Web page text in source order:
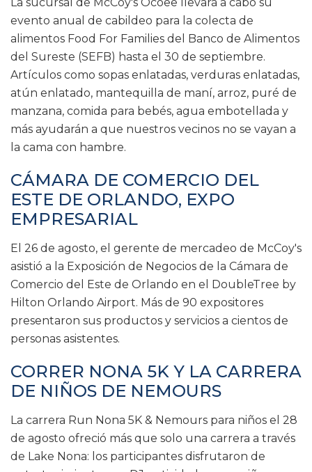
evento anual de cabildeo para la colecta de
alimentos Food For Families del Banco de Alimentos
del Sureste (SEFB) hasta el 30 de septiembre.
Artículos como sopas enlatadas, verduras enlatadas,
atún enlatado, mantequilla de maní, arroz, puré de
manzana, comida para bebés, agua embotellada y
más ayudarán a que nuestros vecinos no se vayan a
la cama con hambre.
CÁMARA DE COMERCIO DEL
ESTE DE ORLANDO, EXPO
EMPRESARIAL
El 26 de agosto, el gerente de mercadeo de McCoy's
asistió a la Exposición de Negocios de la Cámara de
Comercio del Este de Orlando en el DoubleTree by
Hilton Orlando Airport. Más de 90 expositores
presentaron sus productos y servicios a cientos de
personas asistentes.
CORRER NONA 5K Y LA CARRERA
DE NIÑOS DE NEMOURS
La carrera Run Nona 5K & Nemours para niños el 28
de agosto ofreció más que solo una carrera a través
de Lake Nona: los participantes disfrutaron de